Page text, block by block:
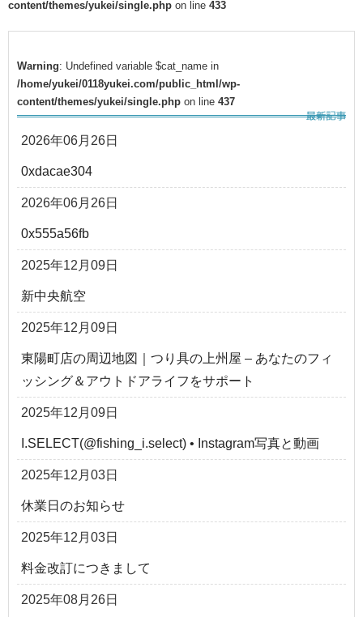
content/themes/yukei/single.php on line 433
Warning: Undefined variable $cat_name in
/home/yukei/0118yukei.com/public_html/wp-
content/themes/yukei/single.php on line 437
2026年06月26日
0xdacae304
2026年06月26日
0x555a56fb
2025年12月09日
新中央航空
2025年12月09日
東陽町店の周辺地図｜つり具の上州屋 – あなたのフィ
ッシング＆アウトドアライフをサポート
2025年12月09日
I.SELECT(@fishing_i.select) • Instagram写真と動画
2025年12月03日
休業日のお知らせ
2025年12月03日
料金改訂につきまして
2025年08月26日